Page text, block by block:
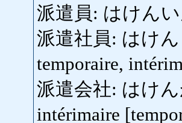
派遣員: はけんい
派遣社員: はけん
temporaire,
派遣会社: はけん
intérimaire